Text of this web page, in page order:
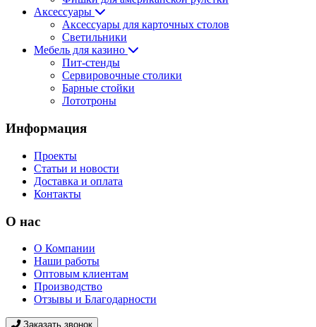
Аксессуары
Аксессуары для карточных столов
Светильники
Мебель для казино
Пит-стенды
Сервировочные столики
Барные стойки
Лототроны
Информация
Проекты
Статьи и новости
Доставка и оплата
Контакты
О нас
О Компании
Наши работы
Оптовым клиентам
Производство
Отзывы и Благодарности
Заказать звонок